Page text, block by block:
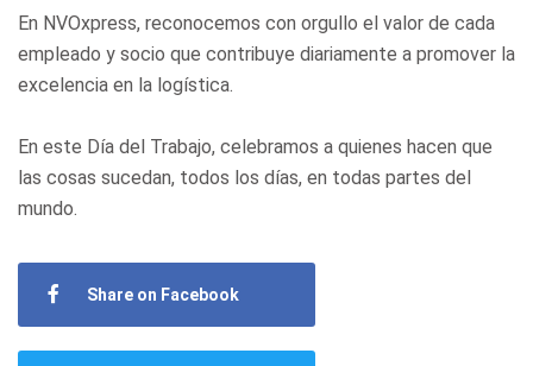
En NVOxpress, reconocemos con orgullo el valor de cada
empleado y socio que contribuye diariamente a promover la
excelencia en la logística.
En este Día del Trabajo, celebramos a quienes hacen que
las cosas sucedan, todos los días, en todas partes del
mundo.
Share on Facebook